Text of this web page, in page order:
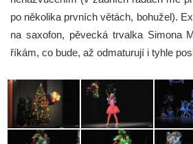
po několika prvních větách, bohužel).
na saxofon, pěvecká trvalka Simona
říkám, co bude, až odmaturují i tyhle